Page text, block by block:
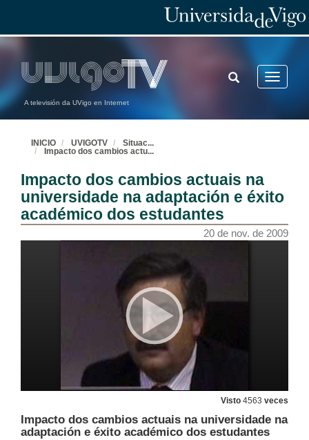
A televisión da UVigo en Internet
Toggle
TOGGLE
SEARCH
INICIO UVIGOTV Situac...
Impacto dos cambios actu...
Impacto dos cambios actuais na
universidade na adaptación e éxito
académico dos estudantes
20 de nov. de 2009
Visto 4563 veces
Impacto dos cambios actuais na universidade na
adaptación e éxito académico dos estudantes